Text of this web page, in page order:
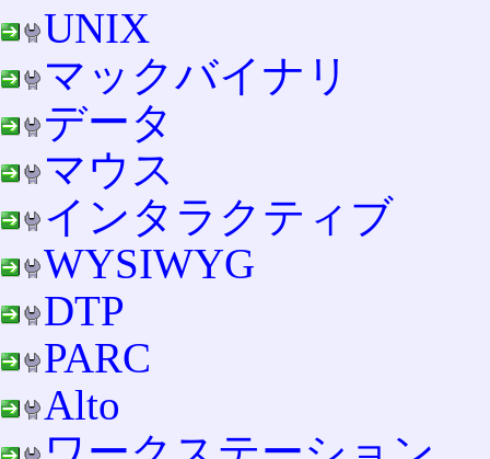
UNIX
マックバイナリ
データ
マウス
インタラクティブ
WYSIWYG
DTP
PARC
Alto